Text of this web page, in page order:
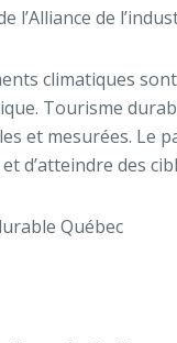
l’Alliance de
climatiques
Tourisme
et mesurées. Le
d’atteindre des
Québec